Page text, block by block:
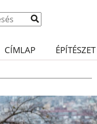
CÍMLAP ÉPÍTÉSZET